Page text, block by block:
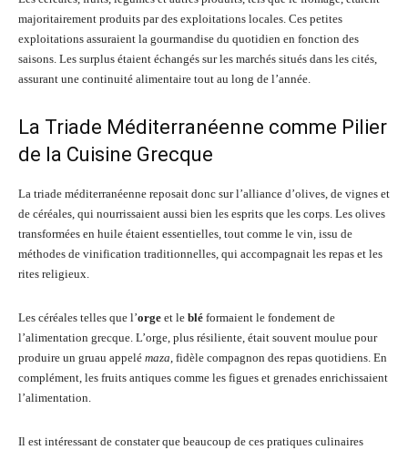
majoritairement produits par des exploitations locales. Ces petites
exploitations assuraient la gourmandise du quotidien en fonction des
saisons. Les surplus étaient échangés sur les marchés situés dans les cités,
assurant une continuité alimentaire tout au long de l’année.
La Triade Méditerranéenne comme Pilier
de la Cuisine Grecque
La triade méditerranéenne reposait donc sur l’alliance d’olives, de vignes et
de céréales, qui nourrissaient aussi bien les esprits que les corps. Les olives
transformées en huile étaient essentielles, tout comme le vin, issu de
méthodes de vinification traditionnelles, qui accompagnait les repas et les
rites religieux.
Les céréales telles que l’orge et le blé formaient le fondement de
l’alimentation grecque. L’orge, plus résiliente, était souvent moulue pour
produire un gruau appelé maza, fidèle compagnon des repas quotidiens. En
complément, les fruits antiques comme les figues et grenades enrichissaient
l’alimentation.
Il est intéressant de constater que beaucoup de ces pratiques culinaires